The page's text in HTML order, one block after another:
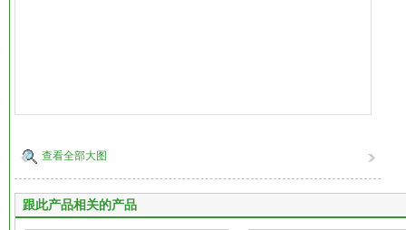
查看全部大图
跟此产品相关的产品